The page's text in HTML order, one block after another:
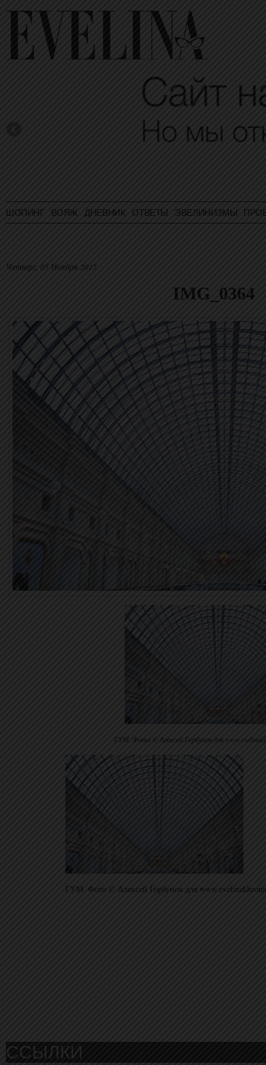
ШОПИНГ ВОЯЖ ДНЕВНИК ОТВЕТЫ ЭВЕЛИНИЗМЫ
Четверг, 05 Ноября 2015
IMG_0364
ГУМ. Фото © Алексей Горбунов для
ГУМ. Фото © Алексей Горбунов для
ССЫЛКИ